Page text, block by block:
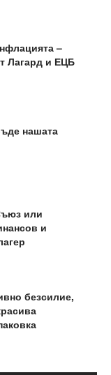
–
Лагард и ЕЦБ
нашата
или
и
безсилие,